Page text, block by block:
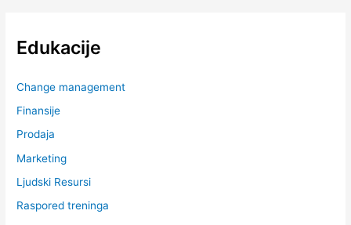
Edukacije
Change management
Finansije
Prodaja
Marketing
Ljudski Resursi
Raspored treninga